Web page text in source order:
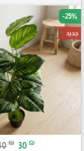
-25%
جديد
₪ 30 ₪